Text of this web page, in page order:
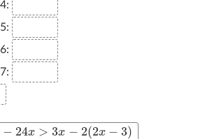
x>3x−2(2x−3)